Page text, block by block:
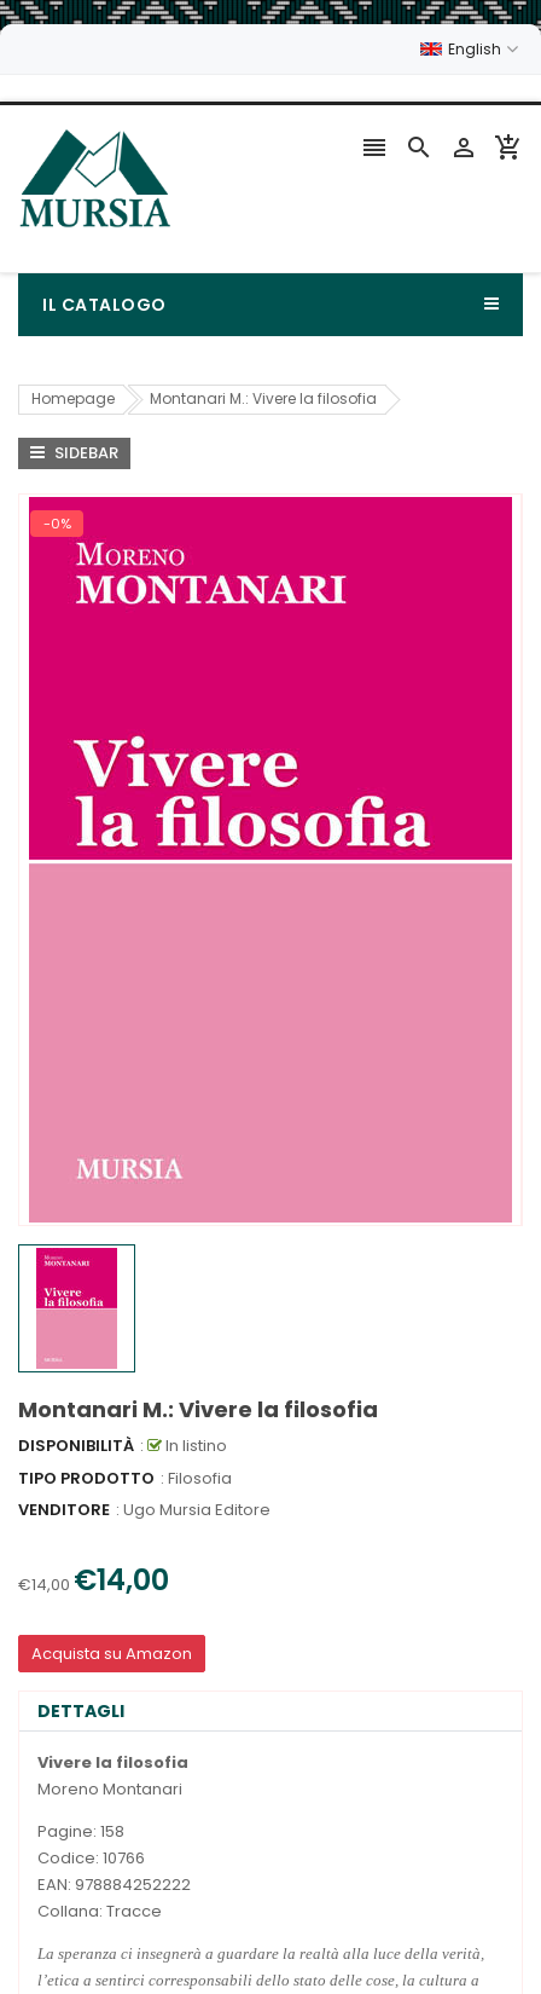
English
   
IL CATALOGO
Homepage Montanari M.: Vivere la filosofia
SIDEBAR
-0%
Montanari M.: Vivere la filosofia
DISPONIBILITÀ :
In listino
TIPO PRODOTTO : Filosofia
VENDITORE : Ugo Mursia Editore
€14,00 €14,00
Acquista su Amazon
DETTAGLI
Vivere la filosofia
Moreno Montanari
Pagine: 158
Codice: 10766
EAN: 978884252222
Collana: Tracce
La speranza ci insegnerà a guardare la realtà alla luce della verità,
l’etica a sentirci corresponsabili dello stato delle cose, la cultura a